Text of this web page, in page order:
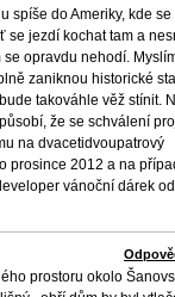
spíše do Ameriky, kde se
se jezdí kochat tam a
opravdu nehodí.
zaniknou historické
takováhle věž stínit.
že se schválení
na dvacetidvoupatrový
prosince 2012 a na
vánoční dárek od
prostoru okolo